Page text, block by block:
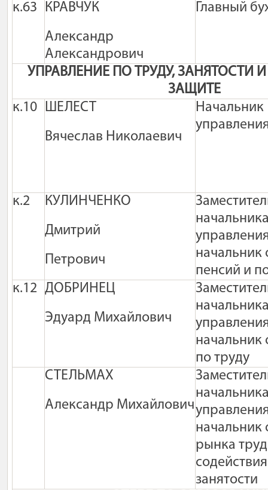
к.63 КРАВЧУК
Александр
Александрович
Главный
УПРАВЛЕНИЕ ПО ТРУДУ, ЗАНЯТОСТИ
ЗАЩИТЕ
к.10 ШЕЛЕСТ
Вячеслав Николаевич
Начальник
к.2 КУЛИНЧЕНКО
Дмитрий
Петрович
начальник
пенсий и
к.12 ДОБРИНЕЦ
Эдуард Михайлович
начальник
по труду
СТЕЛЬМАХ
Александр Михайлович
начальник
рынка
содействия
занятости